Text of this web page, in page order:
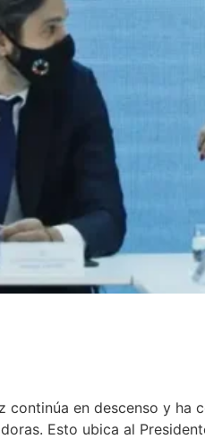
continúa en descenso y
Esto ubica al